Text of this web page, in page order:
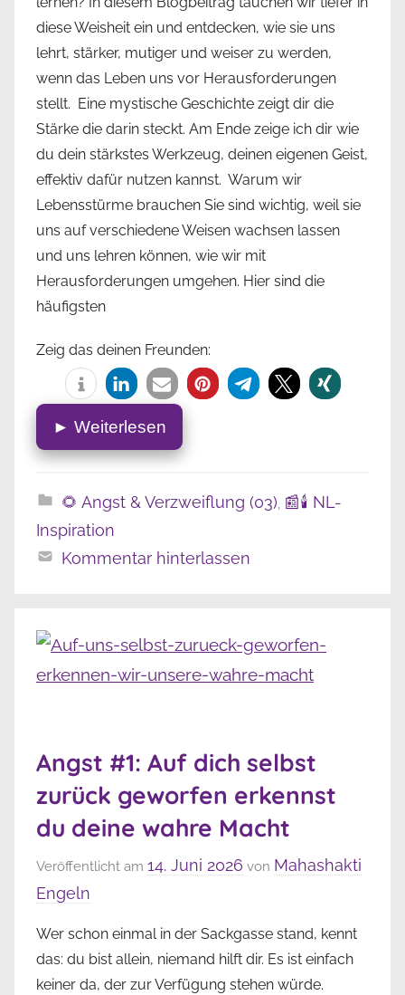
diese Weisheit ein und entdecken, wie sie uns
lehrt, stärker, mutiger und weiser zu werden,
wenn das Leben uns vor Herausforderungen
stellt. Eine mystische Geschichte zeigt dir die
Stärke die darin steckt. Am Ende zeige ich dir wie
du dein stärkstes Werkzeug, deinen eigenen Geist,
effektiv dafür nutzen kannst. Warum wir
Lebensstürme brauchen Sie sind wichtig, weil sie
uns auf verschiedene Weisen wachsen lassen
und uns lehren können, wie wir mit
Herausforderungen umgehen. Hier sind die
häufigsten
Zeig das deinen Freunden:
► Weiterlesen
🌻 Angst & Verzweiflung (03) 📰🕯️ NL-
Inspiration
Kommentar hinterlassen
Angst #1: Auf dich selbst
zurück geworfen erkennst
du deine wahre Macht
Veröffentlicht am 14. Juni 2026 von Mahashakti
Engeln
Wer schon einmal in der Sackgasse stand, kennt
das: du bist allein, niemand hilft dir. Es ist einfach
keiner da, der zur Verfügung stehen würde.